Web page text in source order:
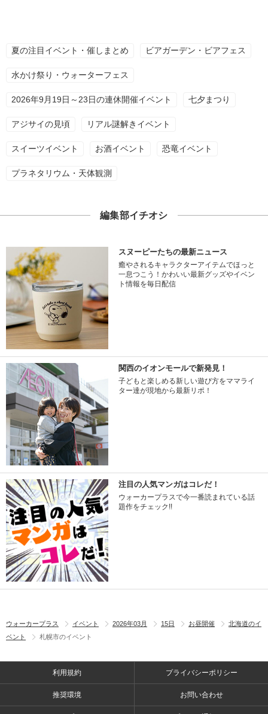
夏の注目イベント・催しまとめ ビアガーデン・ビアフェス
水かけ祭り・ウォーターフェス
2026年9月19日～23日の連休開催イベント 七夕まつり
アジサイの見頃 リアル謎解きイベント
スイーツイベント お酒イベント 恐竜イベント
プラネタリウム・天体観測
編集部イチオシ
スヌーピーたちの最新ニュース
癒やされるキャラクターアイテムでほっと
一息つこう！かわいい最新グッズやイベン
ト情報を毎日配信
関西のイオンモールで新発見！
子どもと楽しめる新しい遊び方をママライ
ター達が現地から最新リポ！
注目の人気マンガはコレだ！
ウォーカープラスで今一番読まれている話
題作をチェック!!
ウォーカープラス イベント 2026年03月 15日 お昼開催
北海道のイ
ベント
札幌市のイベント
利用規約 プライバシーポリシー
推奨環境 お問い合わせ